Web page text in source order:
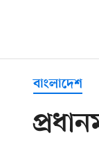
বাংলাদেশ